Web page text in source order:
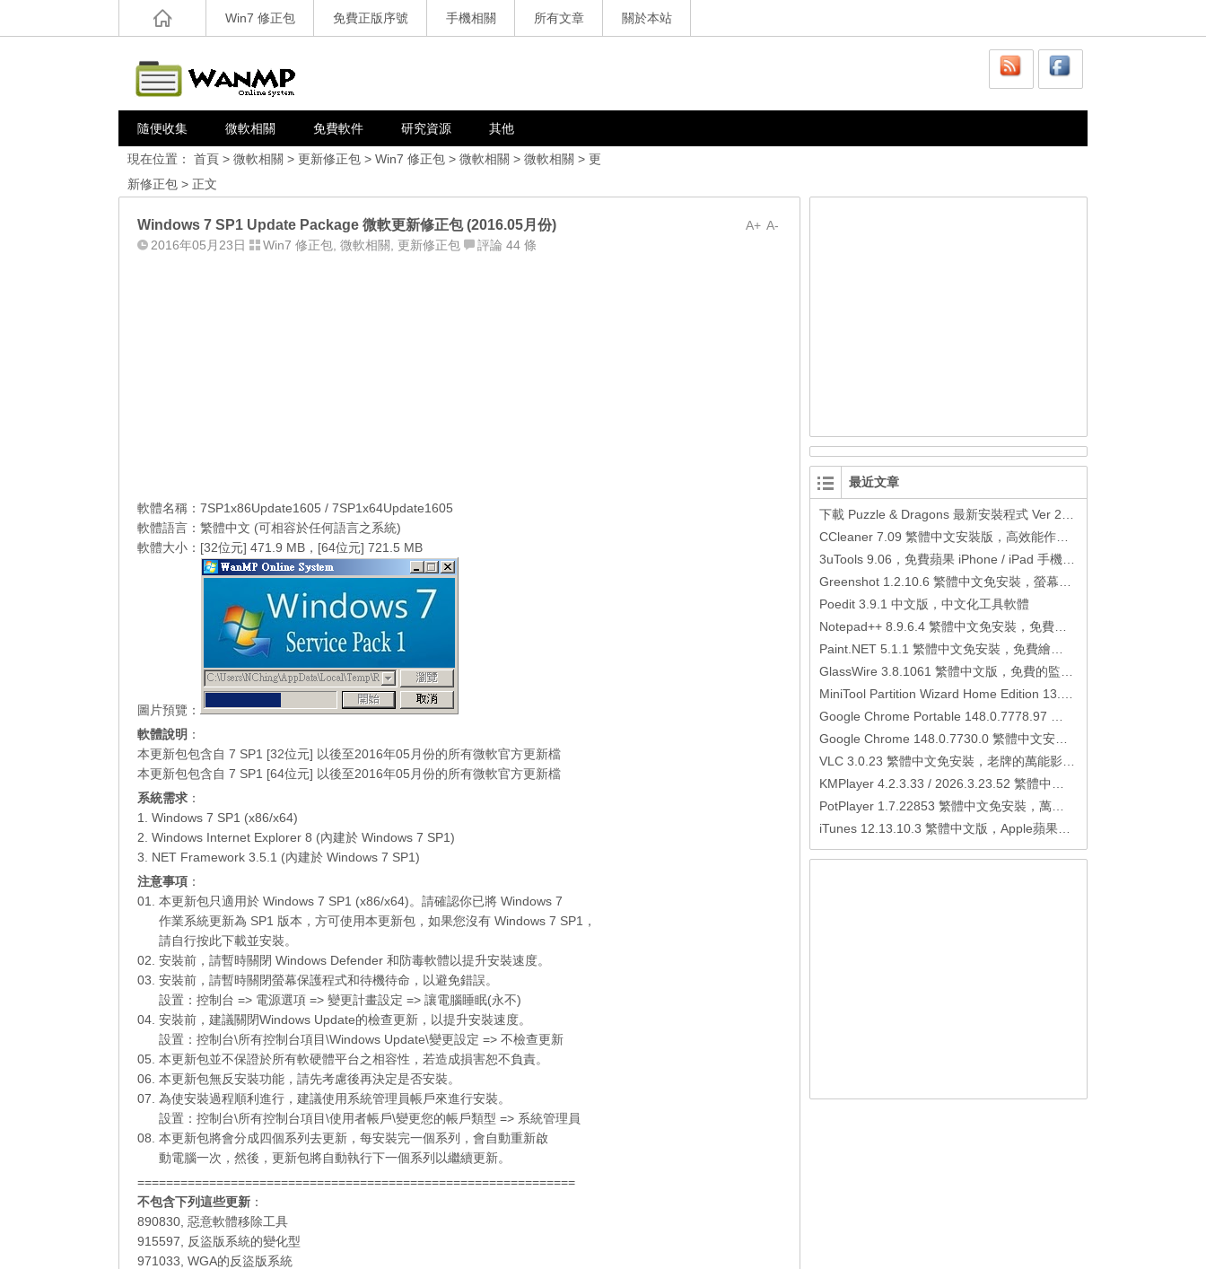
Win7 修正包 免費正版序號 手機相關 所有文章 關於本站
隨便收集 微軟相關 免費軟件 研究資源 其他
現在位置： 首頁 > 微軟相關 > 更新修正包 > Win7 修正包 > 微軟相關 > 微軟相關 > 更
新修正包 > 正文
A-
A+
Windows 7 SP1 Update Package 微軟更新修正包 (2016.05月份)
2016年05月23日 Win7 修正包 微軟相關 更新修正包 評論 44 條
軟體名稱：7SP1x86Update1605 / 7SP1x64Update1605
軟體語言：繁體中文 (可相容於任何語言之系統)
軟體大小：[32位元] 471.9 MB，[64位元] 721.5 MB
圖片預覽：
軟體說明 ：
本更新包包含自 7 SP1 [32位元] 以後至2016年05月份的所有微軟官方更新檔
本更新包包含自 7 SP1 [64位元] 以後至2016年05月份的所有微軟官方更新檔
系統需求 ：
1. Windows 7 SP1 (x86/x64)
2. Windows Internet Explorer 8 (內建於 Windows 7 SP1)
3. NET Framework 3.5.1 (內建於 Windows 7 SP1)
注意事項 ：
01. 本更新包只適用於 Windows 7 SP1 (x86/x64)。請確認你已將 Windows 7
作業系統更新為 SP1 版本，方可使用本更新包，如果您沒有 Windows 7 SP1 ，
請自行按此下載並安裝。
02. 安裝前，請暫時關閉 Windows Defender 和防毒軟體以提升安裝速度。
03. 安裝前，請暫時關閉螢幕保護程式和待機待命，以避免錯誤。
設置：控制台 => 電源選項 => 變更計畫設定 => 讓電腦睡眠(永不)
04. 安裝前，建議關閉Windows Update的檢查更新，以提升安裝速度。
設置：控制台\所有控制台項目\Windows Update\變更設定 => 不檢查更新
05. 本更新包並不保證於所有軟硬體平台之相容性，若造成損害恕不負責。
06. 本更新包無反安裝功能，請先考慮後再決定是否安裝。
07. 為使安裝過程順利進行，建議使用系統管理員帳戶來進行安裝。
設置：控制台\所有控制台項目\使用者帳戶\變更您的帳戶類型 => 系統管理員
08. 本更新包將會分成四個系列去更新，每安裝完一個系列，會自動重新啟
動電腦一次，然後，更新包將自動執行下一個系列以繼續更新。
=============================================================
不包含下列這些更新 ：
890830, 惡意軟體移除工具
915597, 反盜版系統的變化型
971033, WGA的反盜版系統
最近文章
Poedit 3.9.1 中文版，中文化工具軟體